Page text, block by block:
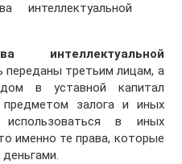
интеллектуальной
интеллектуальной
переданы третьим лицам, а
в уставной капитал
залога и иных
в иных
именно те права, которые